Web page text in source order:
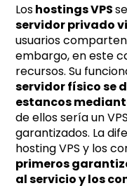
Loshostings VPS
servidor privado
usuarios
embargo, en este
recursos. Su
servidor físico se
estancos
de ellos sería un
garantizados. La
hosting VPS y los
primeros
al servicio y los